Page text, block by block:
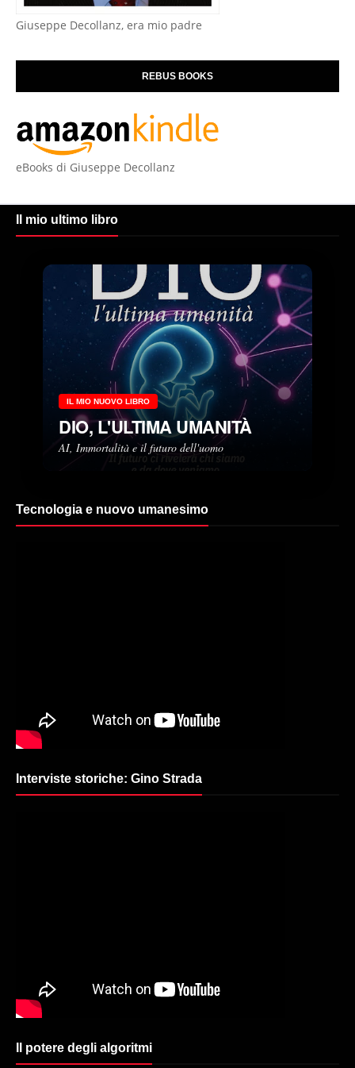
Giuseppe Decollanz, era mio padre
REBUS BOOKS
eBooks di Giuseppe Decollanz
Il mio ultimo libro
IL MIO NUOVO LIBRO
DIO, L'ULTIMA UMANITÀ
AI, Immortalità e il futuro dell'uomo
Tecnologia e nuovo umanesimo
Interviste storiche: Gino Strada
Il potere degli algoritmi